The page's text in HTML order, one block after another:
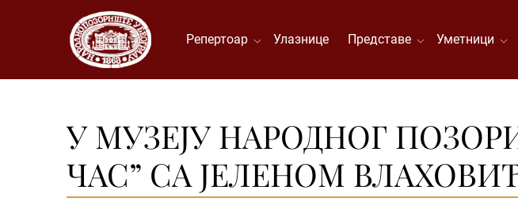
Репертоар Улазнице Представе Уметници
У МУЗЕЈУ НАРОДНОГ
ЧАС” СА ЈЕЛЕНОМ